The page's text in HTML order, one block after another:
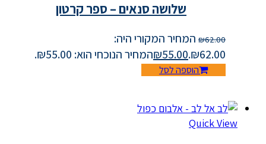
שלושה סנאים – ספר קרטון
₪62.00
המחיר המקורי היה:
₪62.00.
₪55.00 המחיר הנוכחי הוא: ₪55.00.
הוספה לסל
Quick View